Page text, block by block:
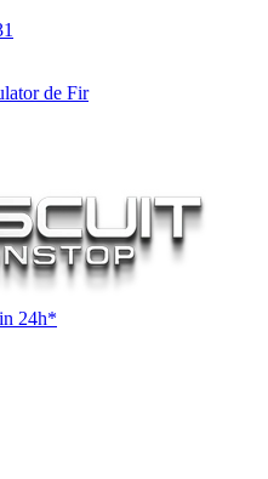
de Fir
24h*